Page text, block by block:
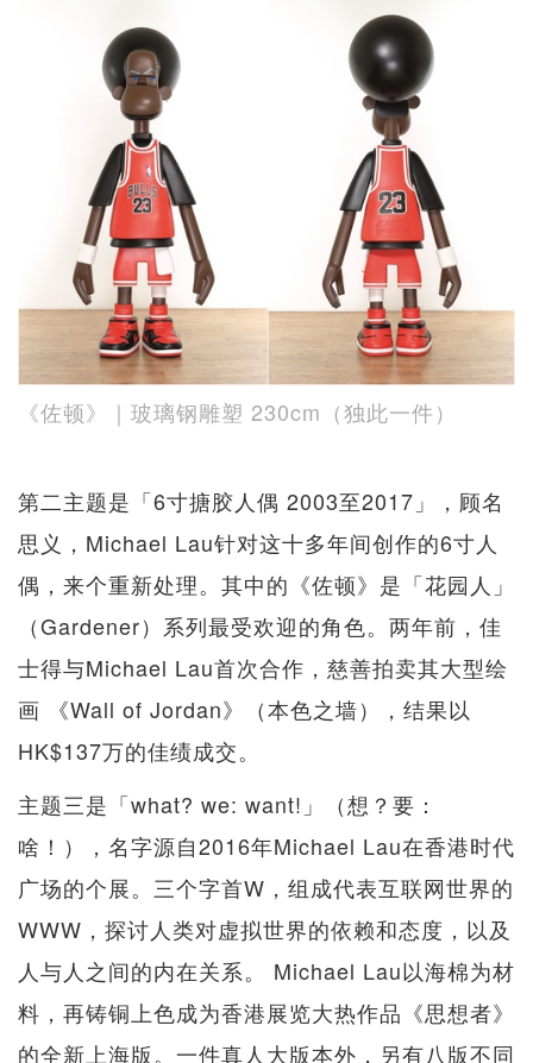
《佐顿》｜玻璃钢雕塑 230cm（独此一件）
第二主题是「6寸搪胶人偶 2003至2017」，顾名
思义，Michael Lau针对这十多年间创作的6寸人
偶，来个重新处理。其中的《佐顿》是「花园人」
（Gardener）系列最受欢迎的角色。两年前，佳
士得与Michael Lau首次合作，慈善拍卖其大型绘
画 《Wall of Jordan》（本色之墙），结果以
HK$137万的佳绩成交。
主题三是「what? we: want!」（想？要：
啥！），名字源自2016年Michael Lau在香港时代
广场的个展。三个字首W，组成代表互联网世界的
WWW，探讨人类对虚拟世界的依赖和态度，以及
人与人之间的内在关系。 Michael Lau以海棉为材
料，再铸铜上色成为香港展览大热作品《思想者》
的全新上海版。一件真人大版本外，另有八版不同